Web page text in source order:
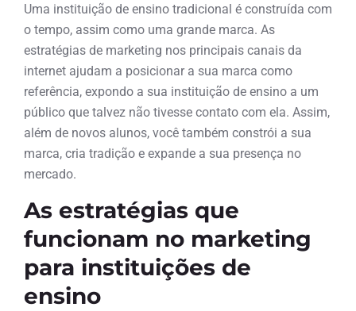
Uma instituição de ensino tradicional é construída com
o tempo, assim como uma grande marca. As
estratégias de marketing nos principais canais da
internet ajudam a posicionar a sua marca como
referência, expondo a sua instituição de ensino a um
público que talvez não tivesse contato com ela. Assim,
além de novos alunos, você também constrói a sua
marca, cria tradição e expande a sua presença no
mercado.
As estratégias que
funcionam no marketing
para instituições de
ensino